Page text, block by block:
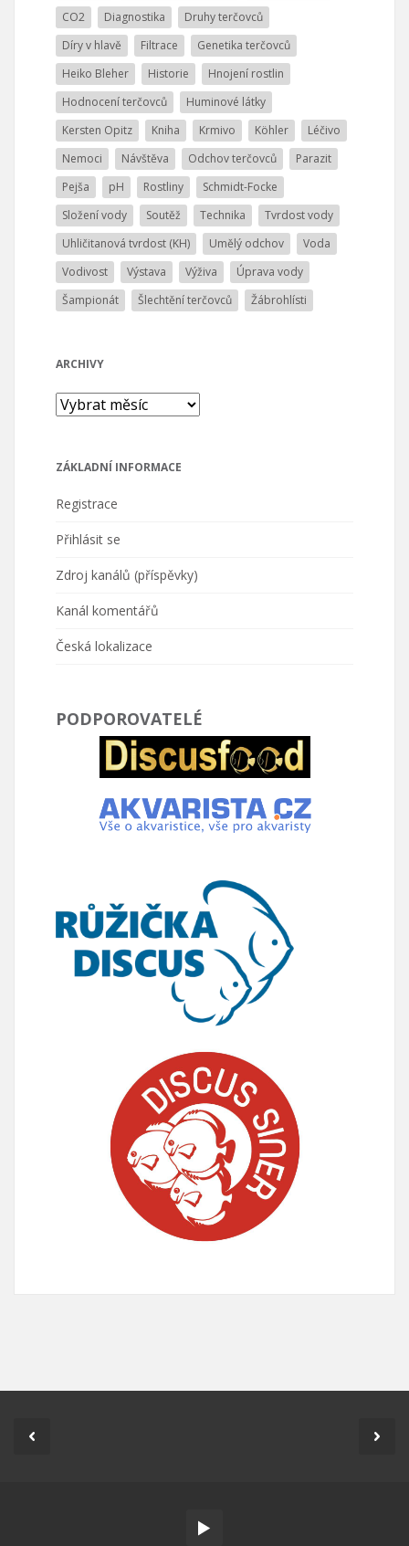
CO2
Diagnostika
Druhy terčovců
Díry v hlavě
Filtrace
Genetika terčovců
Heiko Bleher
Historie
Hnojení rostlin
Hodnocení terčovců
Huminové látky
Kersten Opitz
Kniha Krmivo Köhler
Léčivo
Nemoci
Návštěva Odchov terčovců
Parazit
Pejša
pH Rostliny
Schmidt-Focke
Složení vody
Soutěž Technika
Tvrdost vody
Uhličitanová tvrdost (KH)
Umělý odchov
Voda
Vodivost
Výstava Výživa
Úprava vody
Šampionát
Šlechtění terčovců Žábrohlísti
ARCHIVY
Archivy
ZÁKLADNÍ INFORMACE
Registrace
Přihlásit se
Zdroj kanálů (příspěvky)
Kanál komentářů
Česká lokalizace
PODPOROVATELÉ